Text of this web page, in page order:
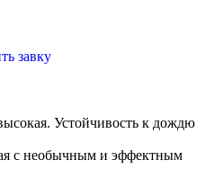
завку
Устойчивость к дождю
с необычным и эффектным